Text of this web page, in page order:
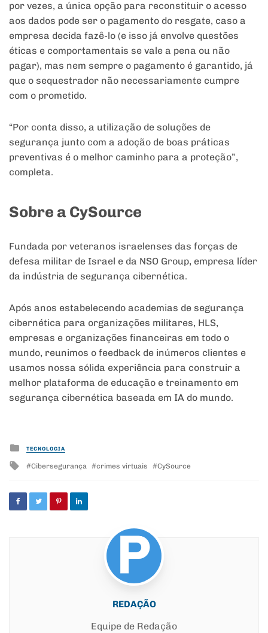
por vezes, a única opção para reconstituir o acesso
aos dados pode ser o pagamento do resgate, caso a
empresa decida fazê-lo (e isso já envolve questões
éticas e comportamentais se vale a pena ou não
pagar), mas nem sempre o pagamento é garantido, já
que o sequestrador não necessariamente cumpre
com o prometido.
“Por conta disso, a utilização de soluções de
segurança junto com a adoção de boas práticas
preventivas é o melhor caminho para a proteção”,
completa.
Sobre a CySource
Fundada por veteranos israelenses das forças de
defesa militar de Israel e da NSO Group, empresa líder
da indústria de segurança cibernética.
Após anos estabelecendo academias de segurança
cibernética para organizações militares, HLS,
empresas e organizações financeiras em todo o
mundo, reunimos o feedback de inúmeros clientes e
usamos nossa sólida experiência para construir a
melhor plataforma de educação e treinamento em
segurança cibernética baseada em IA do mundo.
Posted
in
TECNOLOGIA
Tagged
Cibersegurança crimes virtuais CySource
REDAÇÃO
Equipe de Redação